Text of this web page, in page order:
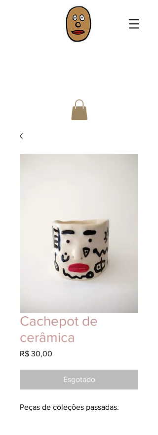
Cachepot de
cerâmica
R$ 30,00
Esgotado
Peças de coleções passadas.